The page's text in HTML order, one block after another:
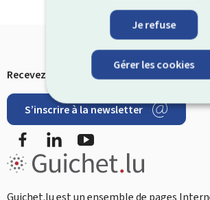
Je refuse
Gérer les cookies
Pied
de
page
Recevez les dernières infos de Guichet.lu
S’inscrire à la newsletter
Restez
connecté
FacebookLinkedIn